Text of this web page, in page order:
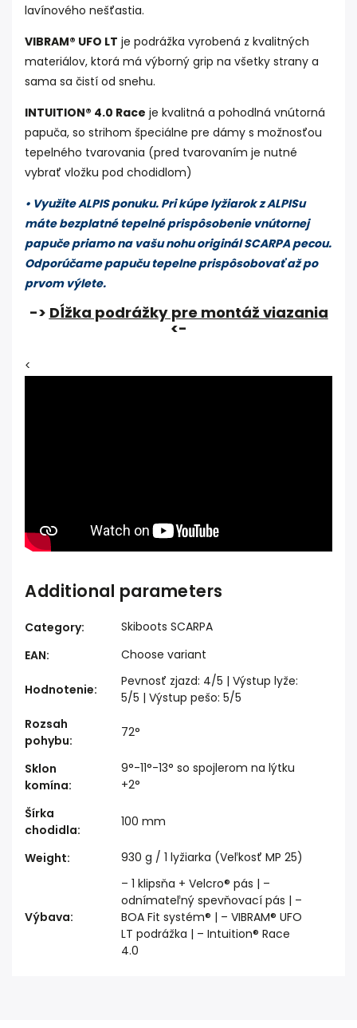
lavínového nešťastia.
VIBRAM® UFO LT je podrážka vyrobená z kvalitných
materiálov, ktorá má výborný grip na všetky strany a
sama sa čistí od snehu.
INTUITION® 4.0 Race je kvalitná a pohodlná vnútorná
papuča, so strihom špeciálne pre dámy s možnosťou
tepelného tvarovania (pred tvarovaním je nutné
vybrať vložku pod chodidlom)
• Využite ALPIS ponuku. Pri kúpe lyžiarok z ALPISu
máte bezplatné tepelné prispôsobenie vnútornej
papuče priamo na vašu nohu originál SCARPA pecou.
Odporúčame papuču tepelne prispôsobovať až po
prvom výlete.
-> Dĺžka podrážky pre montáž viazania
<-
<
Additional parameters
Category:
Skiboots SCARPA
EAN: Choose variant
Hodnotenie:
Pevnosť zjazd: 4/5 | Výstup lyže:
5/5 | Výstup pešo: 5/5
Rozsah
pohybu:
72°
Sklon
komína:
9°-11°-13° so spojlerom na lýtku
+2°
Šírka
chodidla:
100 mm
Weight: 930 g / 1 lyžiarka (Veľkosť MP 25)
Výbava:
– 1 klipsňa + Velcro® pás | –
odnímateľný spevňovací pás | –
BOA Fit systém® | – VIBRAM® UFO
LT podrážka | – Intuition® Race
4.0